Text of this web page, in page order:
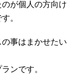
が個人の方向け
。
事はまかせたい
ンです。